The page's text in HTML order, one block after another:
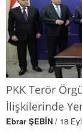
PKK Terör
İlişkilerinde
Ebrar ŞEBİN / 18